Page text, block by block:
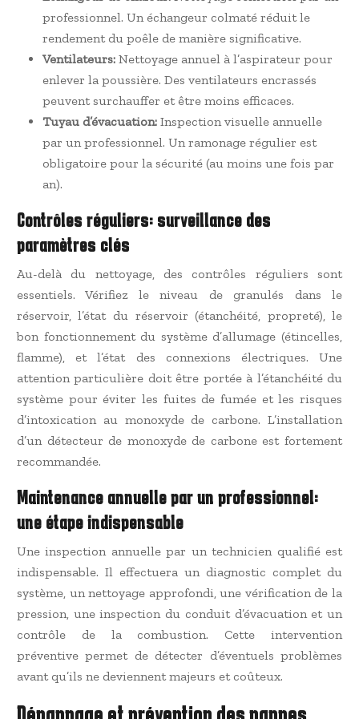
professionnel. Un échangeur colmaté réduit le
rendement du poêle de manière significative.
Ventilateurs: Nettoyage annuel à l’aspirateur pour
enlever la poussière. Des ventilateurs encrassés
peuvent surchauffer et être moins efficaces.
Tuyau d’évacuation: Inspection visuelle annuelle
par un professionnel. Un ramonage régulier est
obligatoire pour la sécurité (au moins une fois par
an).
Contrôles réguliers: surveillance des
paramètres clés
Au-delà du nettoyage, des contrôles réguliers sont
essentiels. Vérifiez le niveau de granulés dans le
réservoir, l’état du réservoir (étanchéité, propreté), le
bon fonctionnement du système d’allumage (étincelles,
flamme), et l’état des connexions électriques. Une
attention particulière doit être portée à l’étanchéité du
système pour éviter les fuites de fumée et les risques
d’intoxication au monoxyde de carbone. L’installation
d’un détecteur de monoxyde de carbone est fortement
recommandée.
Maintenance annuelle par un professionnel:
une étape indispensable
Une inspection annuelle par un technicien qualifié est
indispensable. Il effectuera un diagnostic complet du
système, un nettoyage approfondi, une vérification de la
pression, une inspection du conduit d’évacuation et un
contrôle de la combustion. Cette intervention
préventive permet de détecter d’éventuels problèmes
avant qu’ils ne deviennent majeurs et coûteux.
Dépannage et prévention des pannes